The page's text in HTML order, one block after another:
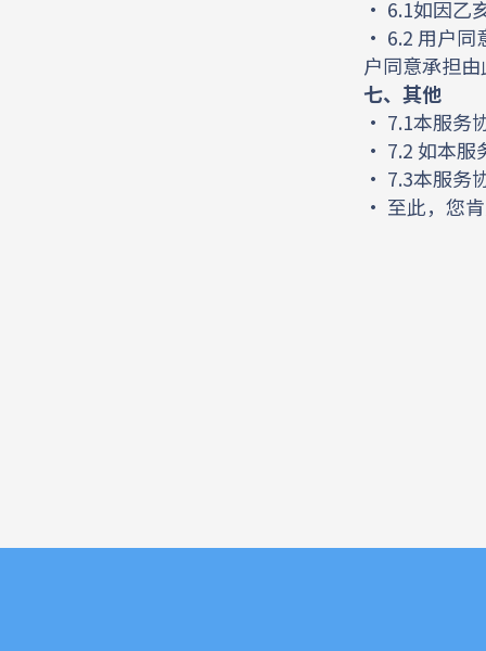
• 6.1如因乙
• 6.2 用户同
户同意承担
七、其他
• 7.1本服务
• 7.2 如本服
• 7.3本服务
• 至此，您